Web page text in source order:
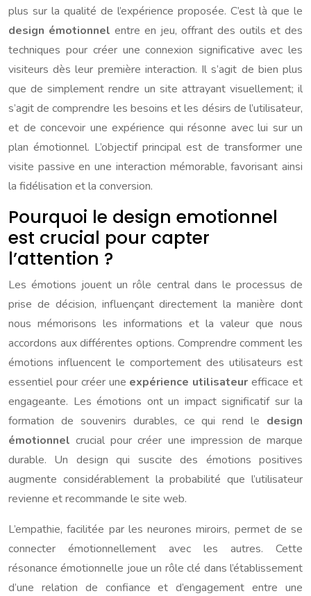
plus sur la qualité de l’expérience proposée. C’est là que le
design émotionnel entre en jeu, offrant des outils et des
techniques pour créer une connexion significative avec les
visiteurs dès leur première interaction. Il s’agit de bien plus
que de simplement rendre un site attrayant visuellement; il
s’agit de comprendre les besoins et les désirs de l’utilisateur,
et de concevoir une expérience qui résonne avec lui sur un
plan émotionnel. L’objectif principal est de transformer une
visite passive en une interaction mémorable, favorisant ainsi
la fidélisation et la conversion.
Pourquoi le design emotionnel
est crucial pour capter
l’attention ?
Les émotions jouent un rôle central dans le processus de
prise de décision, influençant directement la manière dont
nous mémorisons les informations et la valeur que nous
accordons aux différentes options. Comprendre comment les
émotions influencent le comportement des utilisateurs est
essentiel pour créer une expérience utilisateurefficace et
engageante. Les émotions ont un impact significatif sur la
formation de souvenirs durables, ce qui rend le design
émotionnelcrucial pour créer une impression de marque
durable. Un design qui suscite des émotions positives
augmente considérablement la probabilité que l’utilisateur
revienne et recommande le site web.
L’empathie, facilitée par les neurones miroirs, permet de se
connecter émotionnellement avec les autres. Cette
résonance émotionnelle joue un rôle clé dans l’établissement
d’une relation de confiance et d’engagement entre une